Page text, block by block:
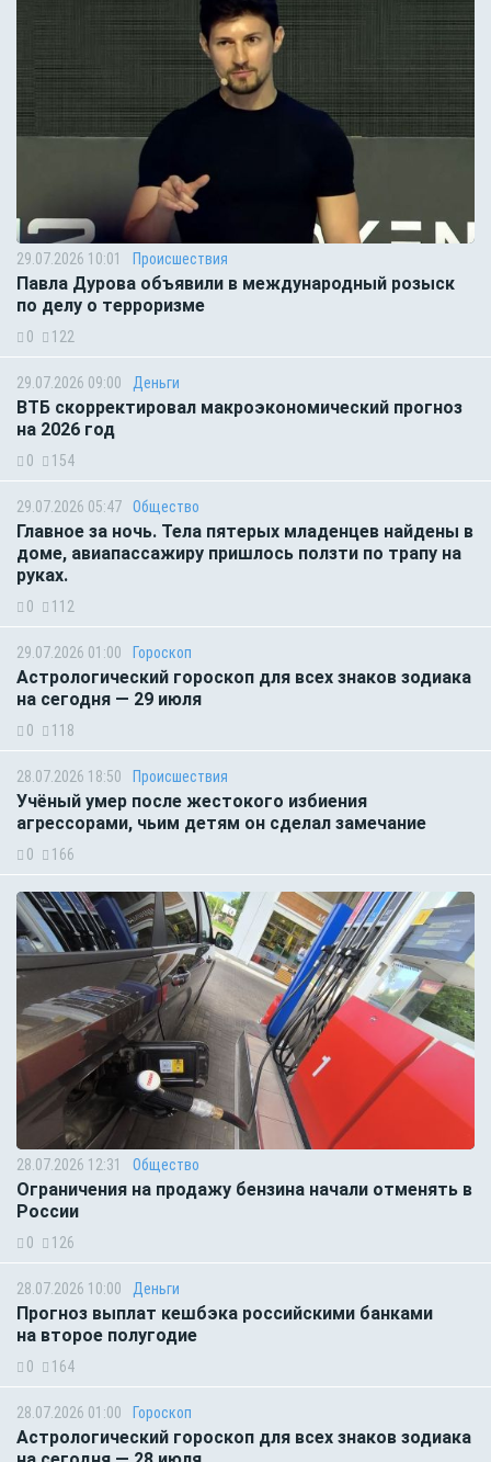
29.07.2026 10:01 Происшествия
Павла Дурова объявили в международный розыск
по делу о терроризме
0 122
29.07.2026 09:00 Деньги
ВТБ скорректировал макроэкономический прогноз
на 2026 год
0 154
29.07.2026 05:47 Общество
Главное за ночь. Тела пятерых младенцев найдены в
доме, авиапассажиру пришлось ползти по трапу на
руках.
0 112
29.07.2026 01:00 Гороскоп
Астрологический гороскоп для всех знаков зодиака
на сегодня — 29 июля
0 118
28.07.2026 18:50 Происшествия
Учёный умер после жестокого избиения
агрессорами, чьим детям он сделал замечание
0 166
28.07.2026 12:31 Общество
Ограничения на продажу бензина начали отменять в
России
0 126
28.07.2026 10:00 Деньги
Прогноз выплат кешбэка российскими банками
на второе полугодие
0 164
28.07.2026 01:00 Гороскоп
Астрологический гороскоп для всех знаков зодиака